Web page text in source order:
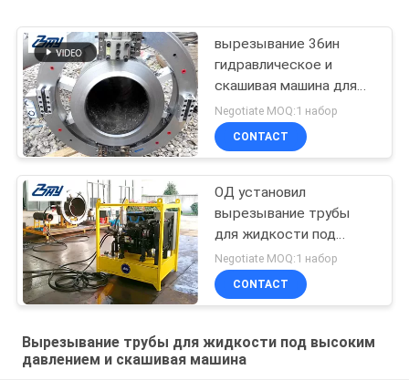
вырезывание 36ин
гидравлическое и
скашивая машина для
труб, резца трубы 42ин
и Бевелер
Negotiate MOQ:1 набор
CONTACT
ОД установил
вырезывание трубы
для жидкости под
высоким давлением и
скашивая вырезывание
машины холодное для
газопровода
Negotiate MOQ:1 набор
CONTACT
Вырезывание трубы для жидкости под высоким
давлением и скашивая машина